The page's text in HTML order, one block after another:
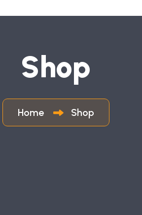
Shop
Home Shop